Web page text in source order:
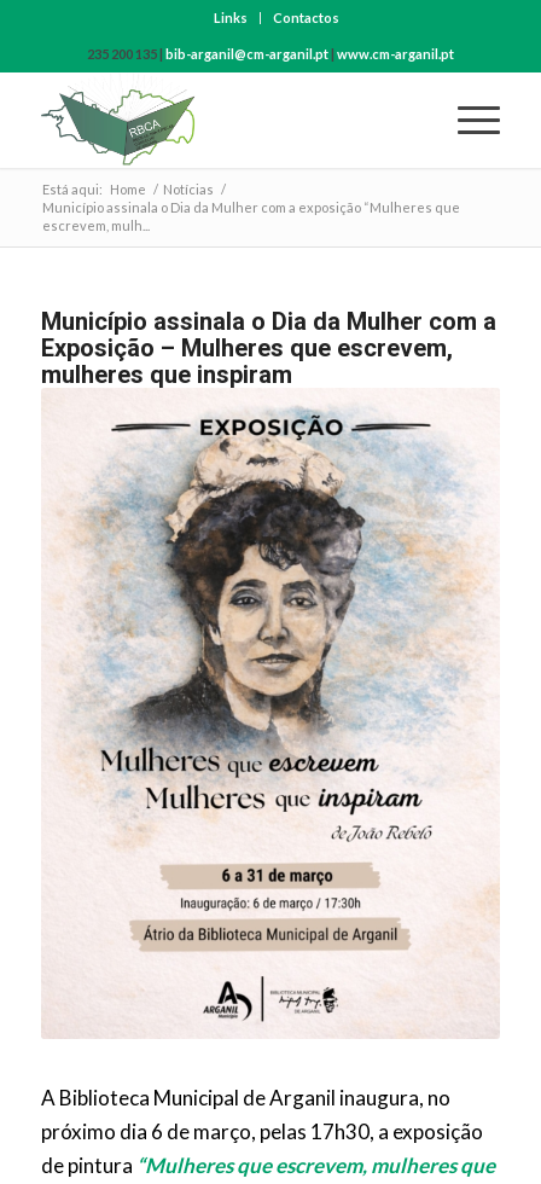
Links Contactos
235 200 135 | bib-arganil@cm-arganil.pt| www.cm-arganil.pt
Está aqui: Home / Notícias /
Município assinala o Dia da Mulher com a exposição “Mulheres que
escrevem, mulh...
Município assinala o Dia da Mulher com a
Exposição – Mulheres que escrevem,
mulheres que inspiram
A Biblioteca Municipal de Arganil inaugura, no
próximo dia 6 de março, pelas 17h30, a exposição
de pintura “Mulheres que escrevem, mulheres que